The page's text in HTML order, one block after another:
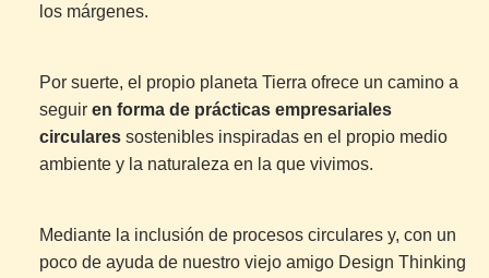
los márgenes.
Por suerte, el propio planeta Tierra ofrece un camino a
seguir en forma de prácticas empresariales
circulares sostenibles inspiradas en el propio medio
ambiente y la naturaleza en la que vivimos.
Mediante la inclusión de procesos circulares y, con un
poco de ayuda de nuestro viejo amigo Design Thinking